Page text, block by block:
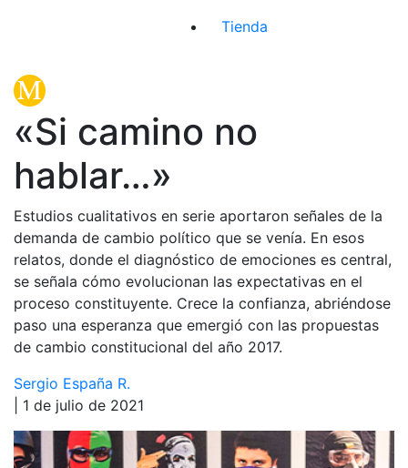
Tienda
«Si camino no
hablar…»
Estudios cualitativos en serie aportaron señales de la
demanda de cambio político que se venía. En esos
relatos, donde el diagnóstico de emociones es central,
se señala cómo evolucionan las expectativas en el
proceso constituyente. Crece la confianza, abriéndose
paso una esperanza que emergió con las propuestas
de cambio constitucional del año 2017.
Sergio España R.
| 1 de julio de 2021